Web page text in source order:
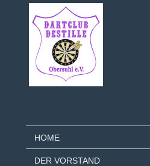
HOME
DER VORSTAND